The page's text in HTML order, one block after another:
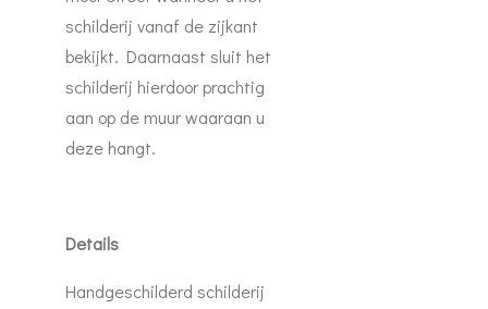
schilderij vanaf de zijkant
bekijkt. Daarnaast sluit het
schilderij hierdoor prachtig
aan op de muur waaraan u
deze hangt.
Details
Handgeschilderd schilderij